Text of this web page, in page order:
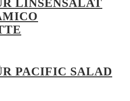
LINSENSALAT
PACIFIC SALAD